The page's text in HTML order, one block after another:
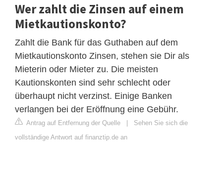
Wer zahlt die Zinsen auf einem
Mietkautionskonto?
Zahlt die Bank für das Guthaben auf dem
Mietkautionskonto Zinsen, stehen sie Dir als
Mieterin oder Mieter zu. Die meisten
Kautionskonten sind sehr schlecht oder
überhaupt nicht verzinst. Einige Banken
verlangen bei der Eröffnung eine Gebühr.
Antrag auf Entfernung der Quelle | Sehen Sie sich die
vollständige Antwort auf finanztip.de an